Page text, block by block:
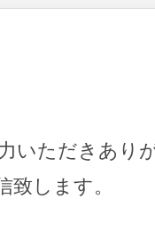
いただきあり
致します。